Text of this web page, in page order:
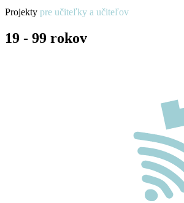
Projekty pre učiteľky a učiteľov
19 - 99 rokov